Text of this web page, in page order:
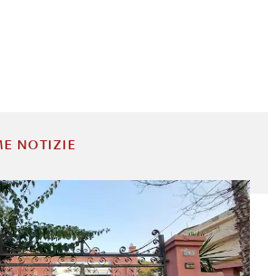
NOTIZIE